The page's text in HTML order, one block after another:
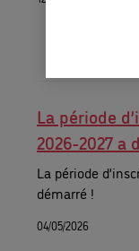
La période
2026-2027 a
La période
démarré !
04/05/2026